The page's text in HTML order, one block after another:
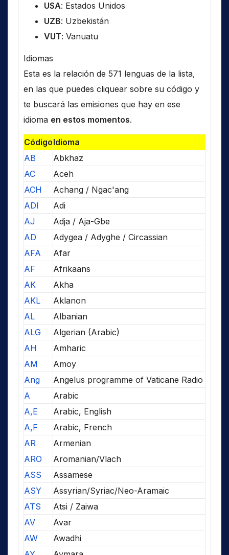
USA: Estados Unidos
UZB: Uzbekistán
VUT: Vanuatu
Idiomas
Esta es la relación de 571 lenguas de la lista,
en las que puedes cliquear sobre su código y
te buscará las emisiones que hay en ese
idioma en estos momentos.
CódigoIdioma
AB
Abkhaz
AC
Aceh
ACH
Achang / Ngac'ang
ADI
Adi
AJ
Adja / Aja-Gbe
AD
Adygea / Adyghe / Circassian
AFA
Afar
AF
Afrikaans
AK
Akha
AKL
Aklanon
AL
Albanian
ALG
Algerian (Arabic)
AH
Amharic
AM
Amoy
Ang
Angelus programme of Vaticane Radio
A
Arabic
A,E
Arabic, English
A,F
Arabic, French
AR
Armenian
ARO
Aromanian/Vlach
ASS
Assamese
ASY
Assyrian/Syriac/Neo-Aramaic
ATS
Atsi / Zaiwa
AV
Avar
AW
Awadhi